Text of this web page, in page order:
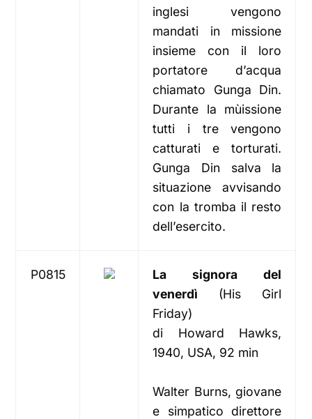
inglesi vengono
mandati in missione
insieme con il loro
portatore d’acqua
chiamato Gunga Din.
Durante la mùissione
tutti i tre vengono
catturati e torturati.
Gunga Din salva la
situazione avvisando
con la tromba il resto
dell’esercito.
P0815
La signora del
venerdì (His Girl
Friday)
di Howard Hawks,
1940, USA, 92 min
Walter Burns, giovane
e simpatico direttore